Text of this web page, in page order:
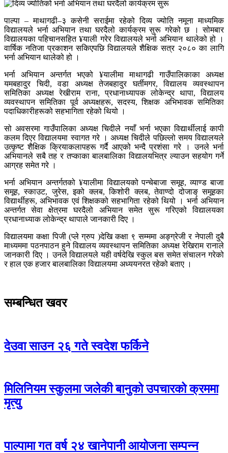
पाल्पा – माथागढी–३ कसेनी सराईमा रहेको दिव्य ज्योति नमूना माध्यमिक
विद्यालयले भर्ना अभियान तथा घरदैलो कार्यक्रम सुरू गरेको छ । सोमबार
विद्यालयका पहिचानसहित ¥याली गरेर विद्यालयले भर्ना अभियान थालेको हो ।
वार्षिक नतिजा प्रकाशन सकिएपछि विद्यालयले शैक्षिक सत्र २०८० का लागि
भर्ना अभियान थालेको हो ।
भर्ना अभियान अन्तर्गत भएको ¥यालीमा माथागढी गाउँपालिकाका अध्यक्ष
यमबहादुर चिदी, वडा अध्यक्ष तेजबहादुर घर्तीमगर, विद्यालय व्यवस्थापन
समितिका अध्यक्ष रेखीराम राना, प्रधानाध्यापक लोकेन्द्र थापा, विद्यालय
व्यवस्थापन समितिका पूर्व अध्यक्षहरू, सदस्य, शिक्षक अभिभावक समितिका
पदाधिकारीहरूको सहभागिता रहेको थियो ।
सो अवसरमा गाउँपालिका अध्यक्ष चिदीले नयाँ भर्ना भएका विद्यार्थीलाई कापी
कलम दिएर विद्यालयमा स्वागत गरे । अध्यक्ष चिदीले पछिल्लो समय विद्यालयले
उत्कृष्ट शैक्षिक क्रियाकलापहरू गर्दै आएको भन्दै प्रशंसा गरे । उनले भर्ना
अभियानले सबै तह र तप्काका बालबालिका विद्यालयभित्र ल्याउन सहयोग गर्ने
आग्रह समेत गरे ।
भर्ना अभियान अन्तर्गतको ¥यालीमा विद्यालयको पन्चेबाजा समूह, व्याण्ड बाजा
समूह, स्काउट, जुरेस, इको क्लब, किशोरी क्लब, तेवाण्दो दोजाङ् समूहका
विद्यार्थीहरू, अभिभावक एवं शिक्षकको सहभागिता रहेको थियो । भर्ना अभियान
अन्तर्गत सेवा क्षेत्रमा घरदैलो अभियान समेत सुरू गरिएको विद्यालयका
प्रधानाध्याक लोकेन्द्र थापाले जानकारी दिए ।
विद्यालयमा कक्षा पिजी (प्ले ग्रुप )देखि कक्षा ९ सम्ममा अङ्ग्रेजी र नेपाली दुबै
माध्यममा पठनपाठन हुने विद्यालय व्यवस्थापन समितिका अध्यक्ष रेखिराम रानाले
जानकारी दिए । उनले विद्यालयले यही वर्षदेखि स्कुल बस समेत संचालन गरेको
र हाल एक हजार बालबालिका विद्यालयमा अध्ययनरत रहेको बताए ।
सम्बन्धित खवर
देउवा साउन २६ गते स्वदेश फर्किने
मिलिनियम स्कुलमा जलेकी बानुको उपचारको क्रममा
मृत्यु
पाल्पामा गत वर्ष २४ खानेपानी आयोजना सम्पन्न